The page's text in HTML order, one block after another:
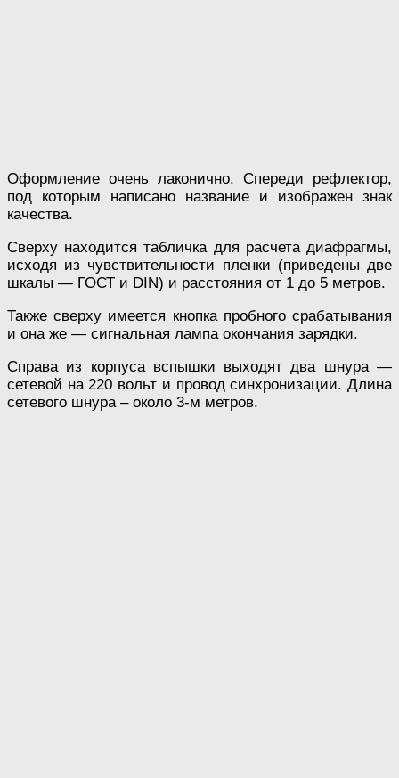
Оформление очень лаконично. Спереди рефлектор,
под которым написано название и изображен знак
качества.
Сверху находится табличка для расчета диафрагмы,
исходя из чувствительности пленки (приведены две
шкалы — ГОСТ и DIN) и расстояния от 1 до 5 метров.
Также сверху имеется кнопка пробного срабатывания
и она же — сигнальная лампа окончания зарядки.
Справа из корпуса вспышки выходят два шнура —
сетевой на 220 вольт и провод синхронизации. Длина
сетевого шнура – около 3-м метров.